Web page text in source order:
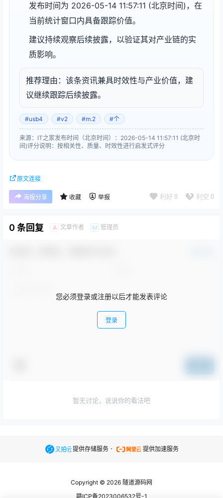
发布时间为 2026-05-14 11:57:11 (北京时间)，在
当前统计窗口内具备跟踪价值。
建议持续观察后续披露，以验证其对产业链的实
质影响。
推荐理由：该条资讯兼具时效性与产业价值，建
议继续跟踪后续披露。
#usb4 #v2 #m.2 #个
来源：IT之家发布时间（北京时间）：2026-05-14 11:57:11 (北京时
间)评分说明：按相关性、质量、时效性进行启发式评分
原文连接
海报分享 收藏 举报 利好 0 利空 0
0 条回复 A 文章作者 M 管理员
您必须登录或注册以后才能发表评论
登录
暂无讨论，说说你的看法吧
提供存储服务 . 提供加速服务
Copyright © 2026 隧道源码网
赣ICP备2023006532号-1